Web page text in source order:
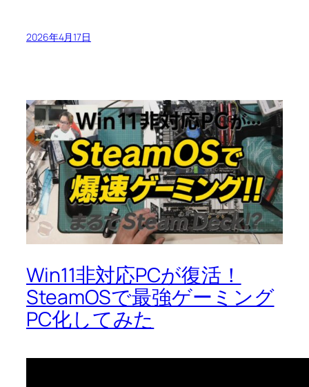
2026年4月17日
Win11非対応PCが復活！
SteamOSで最強ゲーミング
PC化してみた